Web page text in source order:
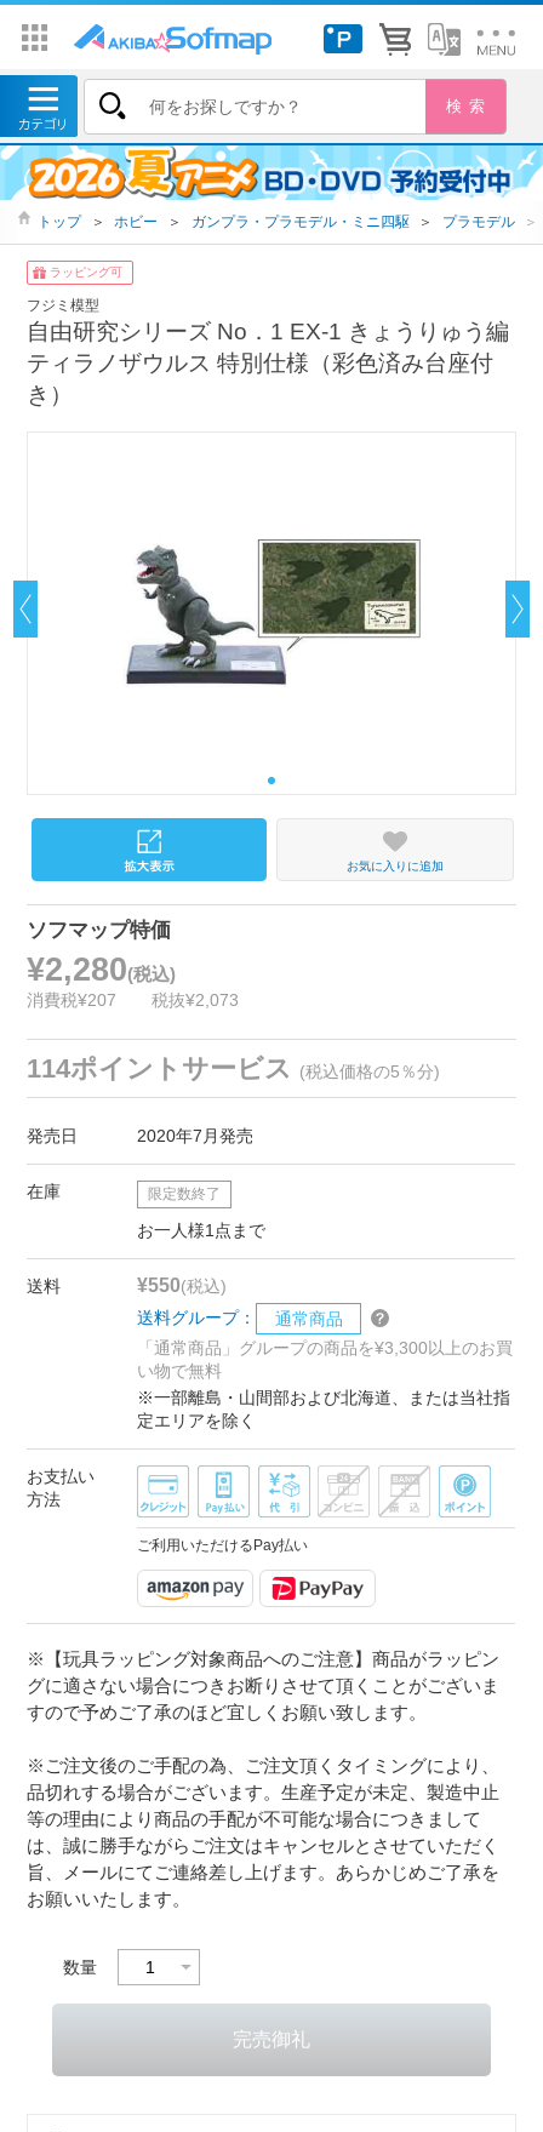
トップ ＞ ホビー ＞ ガンプラ・プラモデル・ミニ四駆 ＞ プラモデル ＞
ラッピング可
フジミ模型
自由研究シリーズ No．1 EX-1 きょうりゅう編
ティラノザウルス 特別仕様（彩色済み台座付
き）
お気に入りに追加
ソフマップ特価
¥2,280(税込)
消費税¥207 税抜¥2,073
114ポイントサービス (税込価格の5％分)
発売日 2020年7月発売
在庫 限定数終了
お一人様1点まで
送料 ¥550(税込)
送料グループ：
通常商品
「通常商品」グループの商品を¥3,300以上のお買
い物で無料
※一部離島・山間部および北海道、または当社指
定エリアを除く
お支払い
方法
ご利用いただけるPay払い
※【玩具ラッピング対象商品へのご注意】商品がラッピン
グに適さない場合につきお断りさせて頂くことがございま
すので予めご了承のほど宜しくお願い致します。
※ご注文後のご手配の為、ご注文頂くタイミングにより、
品切れする場合がございます。生産予定が未定、製造中止
等の理由により商品の手配が不可能な場合につきまして
は、誠に勝手ながらご注文はキャンセルとさせていただく
旨、メールにてご連絡差し上げます。あらかじめご了承を
お願いいたします。
数量